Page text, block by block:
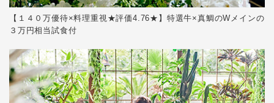
【１４０万優待×料理重視★評価4.76★】特選牛×真鯛のWメインの
３万円相当試食付